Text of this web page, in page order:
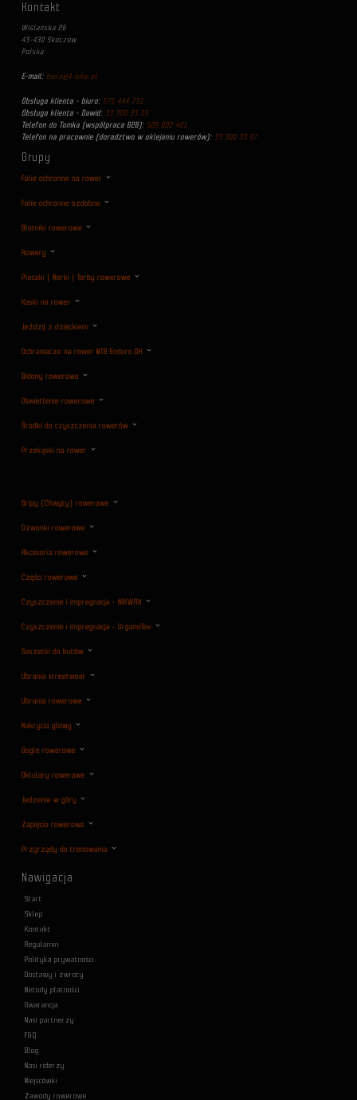
Kontakt
Wiślańska 26
43-430 Skoczów
Polska
E-mail: biuro@4-bike.pl
Obsługa klienta - biuro: 575 444 731
Obsługa klienta - Dawid: 33 300 33 15
Telefon do Tomka (współpraca B2B): 505 002 401
Telefon na pracownie (doradztwo w oklejaniu rowerów): 33 300 33 97
Grupy
Folie ochronne na rower
Folie ochronne ozdobne
Błotniki rowerowe
Rowery
Plecaki | Nerki | Torby rowerowe
Kaski na rower
Jeździj z dzieckiem
Ochraniacze na rower MTB Enduro DH
Bidony rowerowe
Oświetlenie rowerowe
Środki do czyszczenia rowerów
Przekąski na rower
Gripy (Chwyty) rowerowe
Dzwonki rowerowe
Akcesoria rowerowe
Części rowerowe
Czyszczenie i impregnacja - NIKWAX
Czyszczenie i impregnacja - OrganoTex
Saszetki do butów
Ubrania streetwear
Ubrania rowerowe
Nakrycia głowy
Gogle rowerowe
Oklulary rowerowe
Jedzenie w góry
Zapięcia rowerowe
Przyrządy do trenowania
Nawigacja
Start
Sklep
Kontakt
Regulamin
Polityka prywatności
Dostawy i zwroty
Metody płatności
Gwarancja
Nasi partnerzy
F&Q
Blog
Nasi riderzy
Miejscówki
Zawody rowerowe